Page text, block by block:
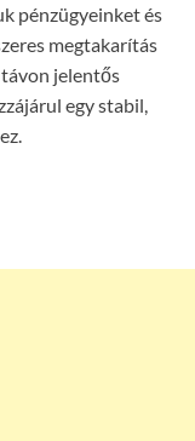
pénzügyeinket és
megtakarítás
jelentős
egy stabil,